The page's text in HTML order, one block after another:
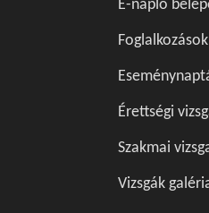
E-naplo
Érettségi
Szakmai
Vizsgák